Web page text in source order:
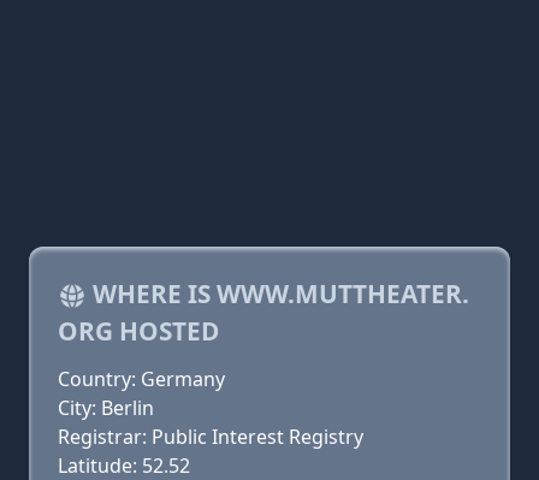
WHERE IS WWW.MUTTHEATER.
ORG HOSTED
Country: Germany
City: Berlin
Registrar: Public Interest Registry
Latitude: 52.52